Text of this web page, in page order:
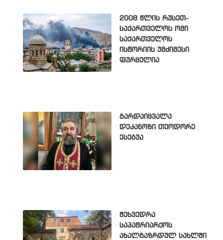
2008 წლის რუსეთ-
საქართველოს ომი
საქართველოს
ისტორიის უმძიმესი
ფურცელია
გარდაიცვალა
დეკანოზი თეოდორე
ესებუა
შეხვედრა
საპატრიარქოს
ახალგაზრდულ სახლში